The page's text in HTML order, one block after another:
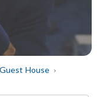
House